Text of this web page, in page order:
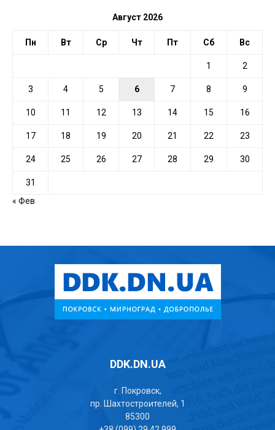
Август 2026
Пн Вт Ср Чт Пт Сб Вс
1 2
3 4 5 6 7 8 9
10 11 12 13 14 15 16
17 18 19 20 21 22 23
24 25 26 27 28 29 30
31
« Фев
DDK.DN.UA
г. Покровск,
пр. Шахтостроителей, 1
85300